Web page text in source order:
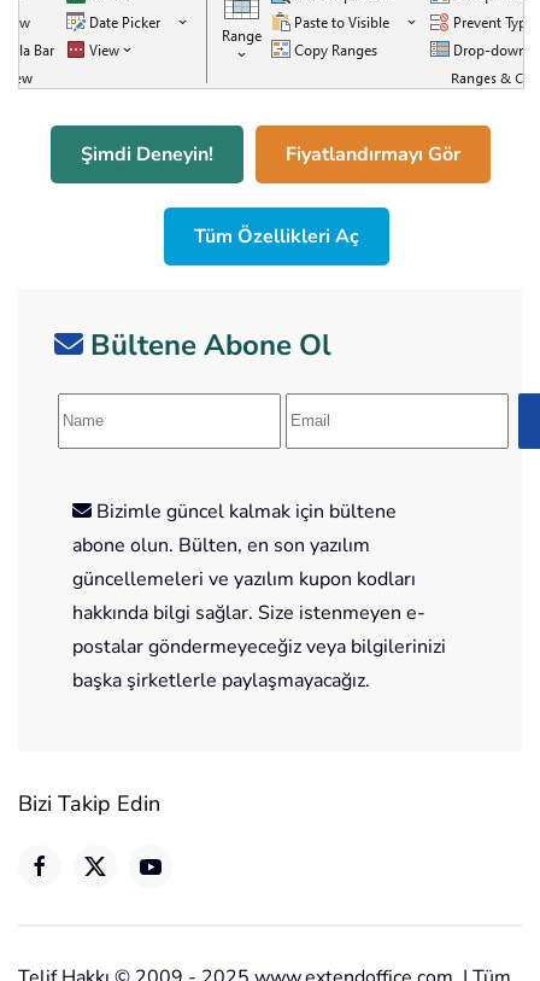
Şimdi Deneyin! Fiyatlandırmayı Gör
Tüm Özellikleri Aç
Bültene Abone Ol
Bizimle güncel kalmak için bültene
abone olun. Bülten, en son yazılım
güncellemeleri ve yazılım kupon kodları
hakkında bilgi sağlar. Size istenmeyen e-
postalar göndermeyeceğiz veya bilgilerinizi
başka şirketlerle paylaşmayacağız.
Bizi Takip Edin